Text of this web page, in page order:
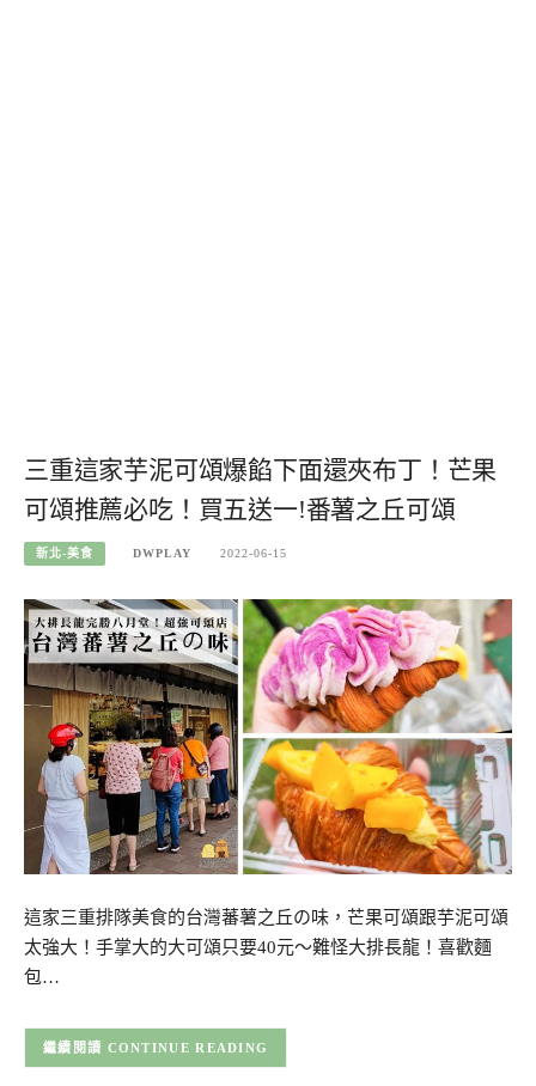
三重這家芋泥可頌爆餡下面還夾布丁！芒果
可頌推薦必吃！買五送一!番薯之丘可頌
新北-美食 DWPLAY 2022-06-15
這家三重排隊美食的台灣蕃薯之丘の味，芒果可頌跟芋泥可頌
太強大！手掌大的大可頌只要40元～難怪大排長龍！喜歡麵
包…
CONTINUE READING